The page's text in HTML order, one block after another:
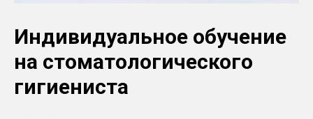
Индивидуальное обучение
на стоматологического
гигиениста